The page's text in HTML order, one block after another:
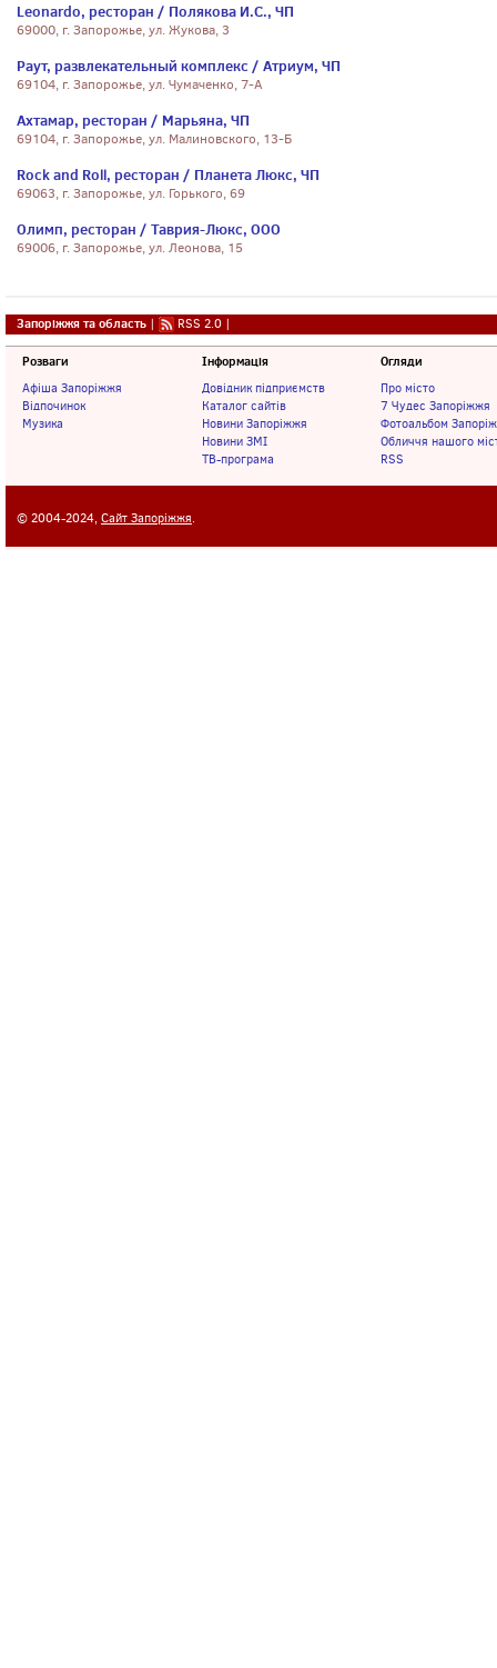
Leonardo, ресторан / Полякова И.С., ЧП
69000, г. Запорожье, ул. Жукова, 3
Раут, развлекательный комплекс / Атриум, ЧП
69104, г. Запорожье, ул. Чумаченко, 7-А
Ахтамар, ресторан / Марьяна, ЧП
69104, г. Запорожье, ул. Малиновского, 13-Б
Rock and Roll, ресторан / Планета Люкс, ЧП
69063, г. Запорожье, ул. Горького, 69
Олимп, ресторан / Таврия-Люкс, ООО
69006, г. Запорожье, ул. Леонова, 15
Запоріжжя та область | RSS 2.0 |
Розваги
Афіша Запоріжжя
Відпочинок
Музика
Інформація
Довідник підприємств
Каталог сайтів
Новини Запоріжжя
Новини ЗМІ
ТВ-програма
Огляди
Про місто
7 Чудес Запоріжжя
Фотоальбом
Обличчя нашого
RSS
© 2004-2024, Сайт Запоріжжя.